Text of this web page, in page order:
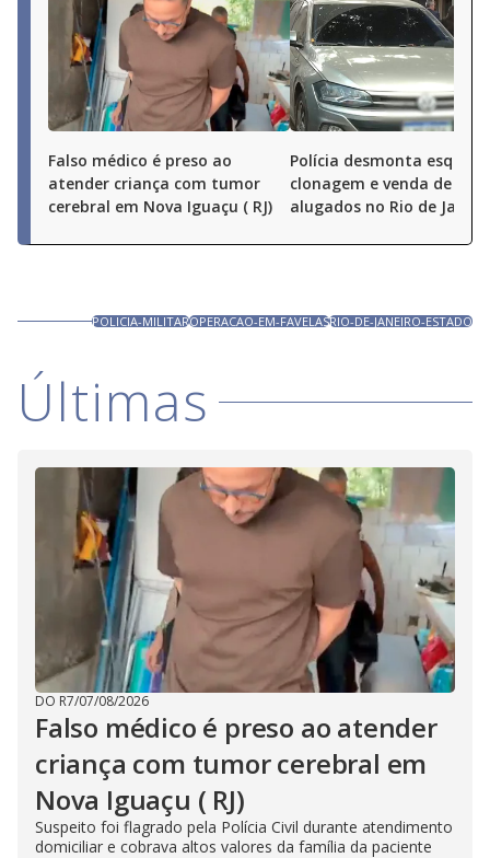
Falso médico é preso ao
atender criança com tumor
cerebral em Nova Iguaçu ( RJ)
Polícia desmonta
clonagem e venda de
alugados no Rio de
POLICIA-MILITAROPERACAO-EM-FAVELASRIO-DE-JANEIRO-ESTADO
Últimas
DO R7/07/08/2026
Falso médico é preso ao atender
criança com tumor cerebral em
Nova Iguaçu ( RJ)
Suspeito foi flagrado pela Polícia Civil durante atendimento
domiciliar e cobrava altos valores da família da paciente